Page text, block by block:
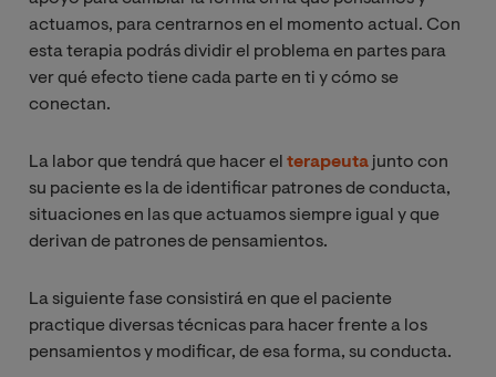
actuamos, para centrarnos en el momento actual. Con
esta terapia podrás dividir el problema en partes para
ver qué efecto tiene cada parte en ti y cómo se
conectan.
La labor que tendrá que hacer el terapeuta junto con
su paciente es la de identificar patrones de conducta,
situaciones en las que actuamos siempre igual y que
derivan de patrones de pensamientos.
La siguiente fase consistirá en que el paciente
practique diversas técnicas para hacer frente a los
pensamientos y modificar, de esa forma, su conducta.